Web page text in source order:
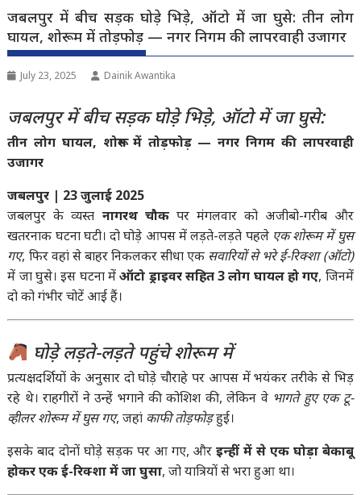
जबलपुर में बीच सड़क घोड़े भिड़े, ऑटो में जा घुसे: तीन लोग
घायल, शोरूम में तोड़फोड़ — नगर निगम की लापरवाही उजागर
July 23, 2025 Dainik Awantika
जबलपुर में बीच सड़क घोड़े भिड़े, ऑटो में जा घुसे:
तीन लोग घायल, शोरूम में तोड़फोड़ — नगर निगम की लापरवाही
उजागर
जबलपुर | 23 जुलाई 2025
जबलपुर के व्यस्त नागरथ चौकपर मंगलवार को अजीबो-गरीब और
खतरनाक घटना घटी। दो घोड़े आपस में लड़ते-लड़ते पहले एक शोरूम में घुस
गए, फिर वहां से बाहर निकलकर सीधा एक सवारियों से भरे ई-रिक्शा (ऑटो)
में जा घुसे। इस घटना मेंऑटो ड्राइवर सहित 3 लोग घायल हो गए, जिनमें
दो को गंभीर चोटें आई हैं।
घोड़े लड़ते-लड़ते पहुंचे शोरूम में
प्रत्यक्षदर्शियों के अनुसार दो घोड़े चौराहे पर आपस में भयंकर तरीके से भिड़
रहे थे। राहगीरों ने उन्हें भगाने की कोशिश की, लेकिन वे भागते हुए एक टू-
व्हीलर शोरूम में घुस गए, जहां काफी तोड़फोड़हुई।
इसके बाद दोनों घोड़े सड़क पर आ गए, औरइन्हीं में से एक घोड़ा बेकाबू
होकर एक ई-रिक्शा में जा घुसा, जो यात्रियों से भरा हुआ था।